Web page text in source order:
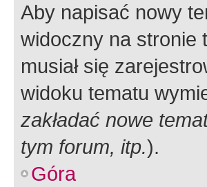
Aby napisać nowy
widoczny na stronie
musiał się
widoku tematu
zakładać nowe
tym forum, itp.).
Góra